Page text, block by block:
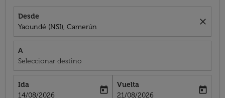
Desde
Yaoundé (NSI), Camerún
close
A
Seleccionar destino
Ida
fc-booking-departure-date-aria-label
14/08/2026
today
Vuelta
fc-booking-return-date-aria-label
21/08/2026
today